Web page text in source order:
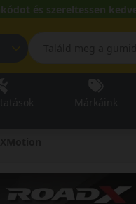
és szereltessen